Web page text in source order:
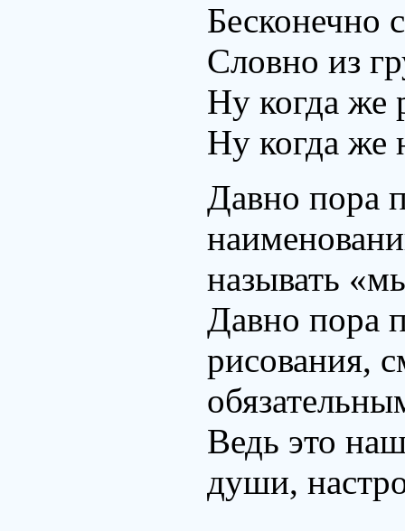
Бесконечно
Словно из
Ну когда же
Ну когда же
Давно пора
называть
Давно пора
рисования,
Ведь это
души,